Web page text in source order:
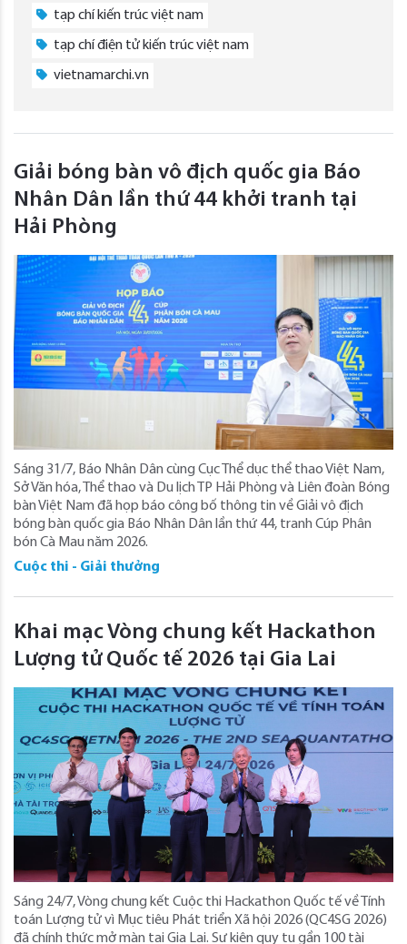
tạp chí kiến trúc việt nam
tạp chí điện tử kiến trúc việt nam
vietnamarchi.vn
Giải bóng bàn vô địch quốc gia Báo
Nhân Dân lần thứ 44 khởi tranh tại
Hải Phòng
Sáng 31/7, Báo Nhân Dân cùng Cục Thể dục thể thao Việt Nam,
Sở Văn hóa, Thể thao và Du lịch TP Hải Phòng và Liên đoàn Bóng
bàn Việt Nam đã họp báo công bố thông tin về Giải vô địch
bóng bàn quốc gia Báo Nhân Dân lần thứ 44, tranh Cúp Phân
bón Cà Mau năm 2026.
Cuộc thi - Giải thưởng
Khai mạc Vòng chung kết Hackathon
Lượng tử Quốc tế 2026 tại Gia Lai
Sáng 24/7, Vòng chung kết Cuộc thi Hackathon Quốc tế về Tính
toán Lượng tử vì Mục tiêu Phát triển Xã hội 2026 (QC4SG 2026)
đã chính thức mở màn tại Gia Lai. Sự kiện quy tụ gần 100 tài